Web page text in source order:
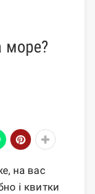
море?
на вас
і квитки